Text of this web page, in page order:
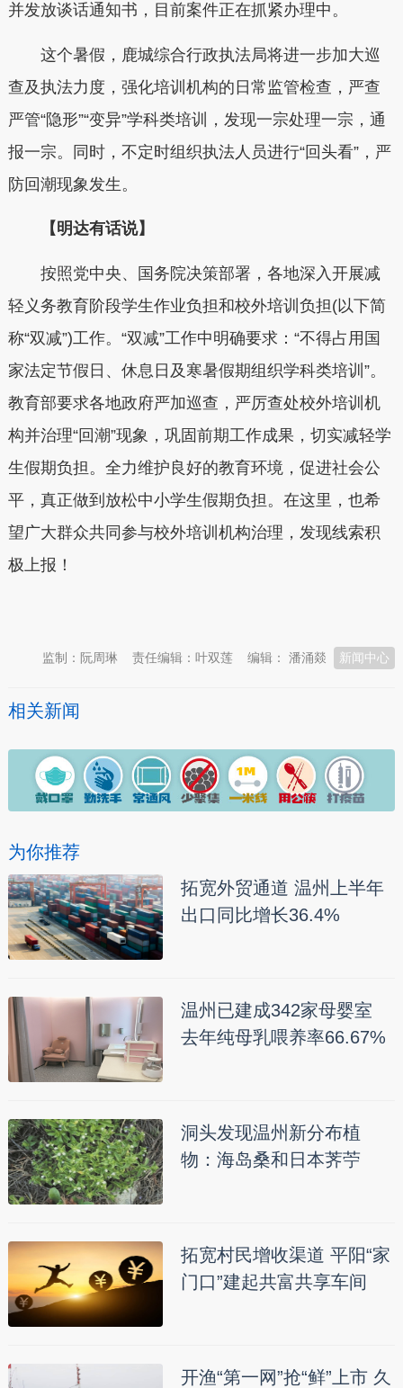
并发放谈话通知书，目前案件正在抓紧办理中。
这个暑假，鹿城综合行政执法局将进一步加大巡
查及执法力度，强化培训机构的日常监管检查，严查
严管“隐形”“变异”学科类培训，发现一宗处理一宗，通
报一宗。同时，不定时组织执法人员进行“回头看”，严
防回潮现象发生。
【明达有话说】
按照党中央、国务院决策部署，各地深入开展减
轻义务教育阶段学生作业负担和校外培训负担(以下简
称“双减”)工作。“双减”工作中明确要求：“不得占用国
家法定节假日、休息日及寒暑假期组织学科类培训”。
教育部要求各地政府严加巡查，严厉查处校外培训机
构并治理“回潮”现象，巩固前期工作成果，切实减轻学
生假期负担。全力维护良好的教育环境，促进社会公
平，真正做到放松中小学生假期负担。在这里，也希
望广大群众共同参与校外培训机构治理，发现线索积
极上报！
新闻中心
编辑： 潘涌燚
责任编辑：叶双莲
监制：阮周琳
相关新闻
为你推荐
拓宽外贸通道 温州上半年
出口同比增长36.4%
温州已建成342家母婴室
去年纯母乳喂养率66.67%
洞头发现温州新分布植
物：海岛桑和日本荠苧
拓宽村民增收渠道 平阳“家
门口”建起共富共享车间
开渔“第一网”抢“鲜”上市 久